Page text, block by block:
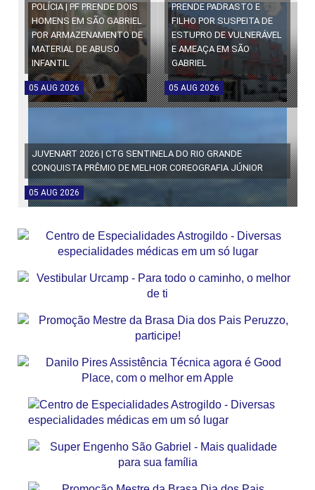
POLÍCIA | PF PRENDE DOIS
HOMENS EM SÃO GABRIEL
POR ARMAZENAMENTO DE
MATERIAL DE ABUSO
INFANTIL
05 AUG 2026
PRENDE PADRASTO E
FILHO POR SUSPEITA DE
ESTUPRO DE VULNERÁVEL
E AMEAÇA EM SÃO
GABRIEL
05 AUG 2026
JUVENART 2026 | CTG SENTINELA DO RIO GRANDE
CONQUISTA PRÊMIO DE MELHOR COREOGRAFIA JÚNIOR
05 AUG 2026